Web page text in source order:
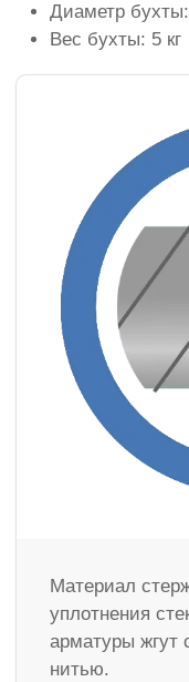
Диаметр
Вес бухты: 5 кг
Материал
уплотнения
арматуры жгут
нитью.